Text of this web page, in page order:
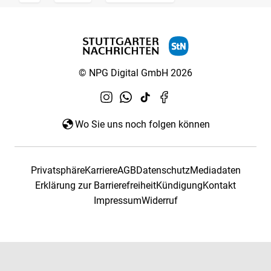
© NPG Digital GmbH 2026
Wo Sie uns noch folgen können
PrivatsphäreKarriereAGBDatenschutzMediadaten
Erklärung zur BarrierefreiheitKündigungKontakt
ImpressumWiderruf